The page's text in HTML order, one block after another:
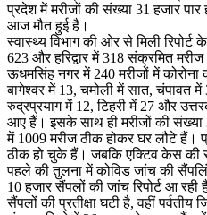
प्रदेश में मरीजों की संख्या 31 हजार
आज मौत हुई है।
स्वास्थ्य विभाग की ओर से मिली
623 और हरिद्वार में 318 संक्रमित
ऊधमसिंह नगर में 240 मरीजों में कोरोना
बागेश्वर में 13, चमोली में सात, चंपावत में
रुद्रप्रयाग में 12, टिहरी में 27 और
आए हैं। इसके साथ ही मरीजों की
में 1009 मरीज ठीक होकर घर लौटे
ठीक हो चुके हैं। जबकि एक्टिव केस की
पहले की तुलना में कोविड जांच की
10 हजार सैंपलों की जांच रिपोर्ट आ
सैंपलों की प्रतीक्षा घटी है, वहीं